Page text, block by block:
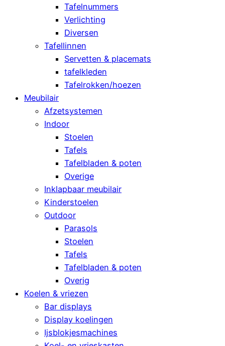
Tafelnummers
Verlichting
Diversen
Tafellinnen
Servetten & placemats
tafelkleden
Tafelrokken/hoezen
Meubilair
Afzetsystemen
Indoor
Stoelen
Tafels
Tafelbladen & poten
Overige
Inklapbaar meubilair
Kinderstoelen
Outdoor
Parasols
Stoelen
Tafels
Tafelbladen & poten
Overig
Koelen & vriezen
Bar displays
Display koelingen
Ijsblokjesmachines